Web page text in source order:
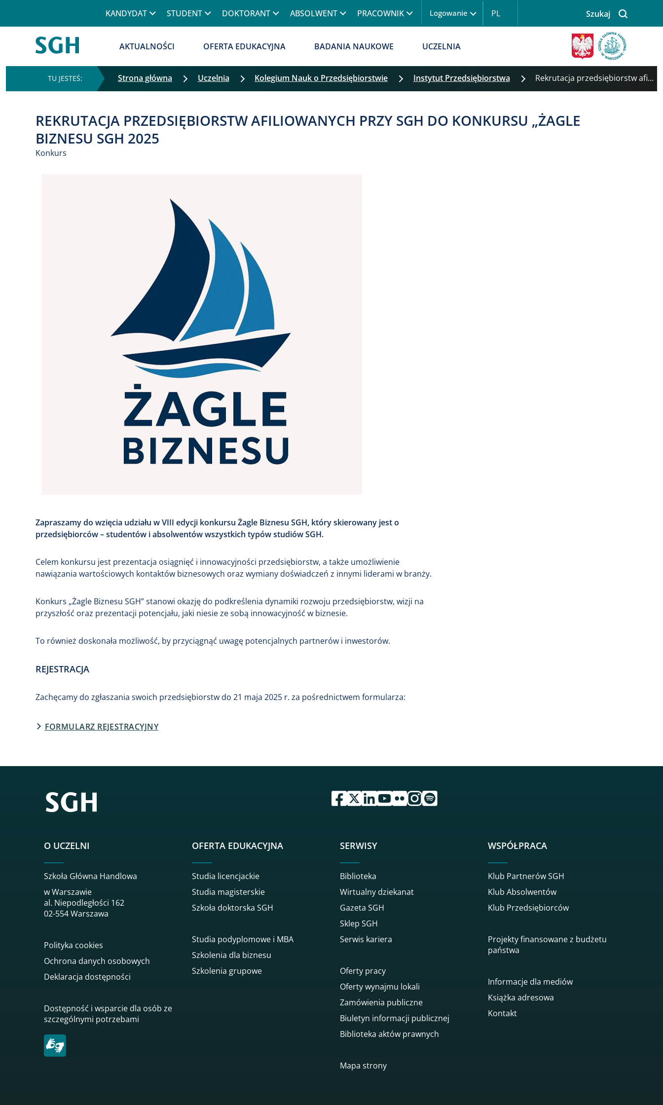
KANDYDAT STUDENT DOKTORANT ABSOLWENT PRACOWNIK Logowanie PL Szukaj
AKTUALNOŚCI OFERTA EDUKACYJNA BADANIA NAUKOWE UCZELNIA
Strona główna Uczelnia Kolegium Nauk o Przedsiębiorstwie Instytut Przedsiębiorstwa Rekrutacja przedsiębiorstw afi...
REKRUTACJA PRZEDSIĘBIORSTW AFILIOWANYCH PRZY SGH DO KONKURSU „ŻAGLE
BIZNESU SGH 2025
Konkurs
Zapraszamy do wzięcia udziału w VIII edycji konkursu Żagle Biznesu SGH, który skierowany jest o
przedsiębiorców – studentów i absolwentów wszystkich typów studiów SGH.
Celem konkursu jest prezentacja osiągnięć i innowacyjności przedsiębiorstw, a także umożliwienie
nawiązania wartościowych kontaktów biznesowych oraz wymiany doświadczeń z innymi liderami w branży.
Konkurs „Żagle Biznesu SGH” stanowi okazję do podkreślenia dynamiki rozwoju przedsiębiorstw, wizji na
przyszłość oraz prezentacji potencjału, jaki niesie ze sobą innowacyjność w biznesie.
To również doskonała możliwość, by przyciągnąć uwagę potencjalnych partnerów i inwestorów.
REJESTRACJA
Zachęcamy do zgłaszania swoich przedsiębiorstw do 21 maja 2025 r. za pośrednictwem formularza:
FORMULARZ REJESTRACYJNY
przejdź do serwisu facebook sgh
przejdź do serwisu twitter sgh
przejdź do serwisu linkedin sgh
przejdź do serwisu youtube sgh
przejdź do serwisu flickr sgh
przejdź do serwisu instagram sgh
przejdź do serwisu spotify sgh
O UCZELNI
Szkoła Główna Handlowa
w Warszawie
al. Niepodległości 162
02-554 Warszawa
Polityka cookies
Ochrona danych osobowych
Deklaracja dostępności
Dostępność i wsparcie dla osób ze
szczególnymi potrzebami
OFERTA EDUKACYJNA
Studia licencjackie
Studia magisterskie
Szkoła doktorska SGH
Studia podyplomowe i MBA
Szkolenia dla biznesu
Szkolenia grupowe
SERWISY
Biblioteka
Wirtualny dziekanat
Gazeta SGH
Sklep SGH
Serwis kariera
Oferty pracy
Oferty wynajmu lokali
Zamówienia publiczne
Biuletyn informacji publicznej
Biblioteka aktów prawnych
Mapa strony
WSPÓŁPRACA
Klub Partnerów SGH
Klub Absolwentów
Klub Przedsiębiorców
Projekty finansowane z budżetu
państwa
Informacje dla mediów
Książka adresowa
Kontakt